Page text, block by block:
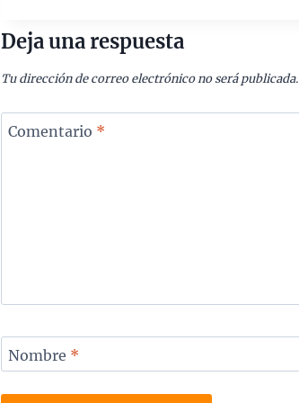
Deja una respuesta
Tu dirección de correo electrónico no será publicada.
Comentario *
Nombre *